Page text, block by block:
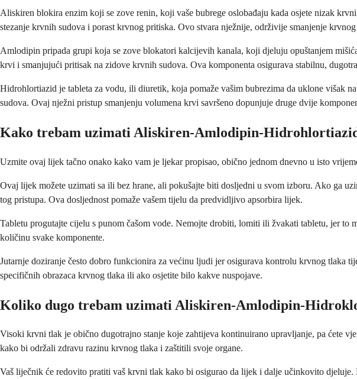
Aliskiren blokira enzim koji se zove renin, koji vaše bubrege oslobađaju kada osjete nizak
stezanje krvnih sudova i porast krvnog pritiska. Ovo stvara nježnije, održivije smanjenje
Amlodipin pripada grupi koja se zove blokatori kalcijevih kanala, koji djeluju opuštanjem
krvi i smanjujući pritisak na zidove krvnih sudova. Ova komponenta osigurava stabilnu,
Hidrohlortiazid je tableta za vodu, ili diuretik, koja pomaže vašim bubrezima da uklone višak
sudova. Ovaj nježni pristup smanjenju volumena krvi savršeno dopunjuje druge dvije
Kako trebam uzimati Aliskiren-Amlodipin-
Uzmite ovaj lijek tačno onako kako vam je ljekar propisao, obično jednom dnevno u isto
Ovaj lijek možete uzimati sa ili bez hrane, ali pokušajte biti dosljedni u svom izboru. Ako ga
tog pristupa. Ova dosljednost pomaže vašem tijelu da predvidljivo apsorbira lijek.
Tabletu progutajte cijelu s punom čašom vode. Nemojte drobiti, lomiti ili žvakati tabletu, jer to
količinu svake komponente.
Jutarnje doziranje često dobro funkcionira za većinu ljudi jer osigurava kontrolu krvnog tlaka
specifičnih obrazaca krvnog tlaka ili ako osjetite bilo kakve nuspojave.
Koliko dugo trebam uzimati Aliskiren-Amlodipin-
Visoki krvni tlak je obično dugotrajno stanje koje zahtijeva kontinuirano upravljanje, pa ćete
kako bi održali zdravu razinu krvnog tlaka i zaštitili svoje organe.
Vaš liječnik će redovito pratiti vaš krvni tlak kako bi osigurao da lijek i dalje učinkovito